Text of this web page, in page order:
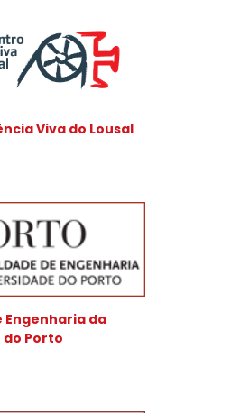
Viva do Lousal
Engenharia da
Porto